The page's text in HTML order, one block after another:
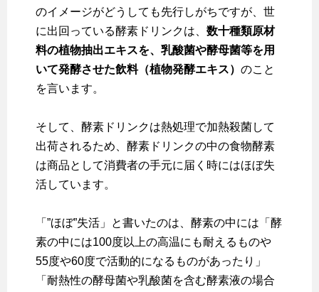
のイメージがどうしても先行しがちですが、世
に出回っている酵素ドリンクは、 数十種類原材
料の植物抽出エキスを、乳酸菌や酵母菌等を用
いて発酵させた飲料（植物発酵エキス） のこと
を言います。
そして、酵素ドリンクは熱処理で加熱殺菌して
出荷されるため、酵素ドリンクの中の食物酵素
は商品として消費者の手元に届く時にはほぼ失
活しています。
「”ほぼ”失活」と書いたのは、酵素の中には「酵
素の中には100度以上の高温にも耐えるものや
55度や60度で活動的になるものがあったり」
「耐熱性の酵母菌や乳酸菌を含む酵素液の場合